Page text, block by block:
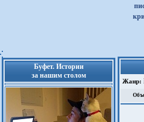
Буфет. Истории
за нашим столом
Жанр: